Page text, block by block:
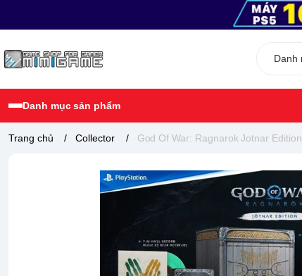
Danh mục sản phẩm
Trang chủ / Collector / God Of War: Ragnarok Jotnar Edition